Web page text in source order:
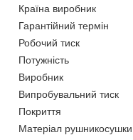
Країна виробник
Гарантійний термін
Робочий тиск
Потужність
Виробник
Випробувальний тиск
Покриття
Матеріал рушникосушки